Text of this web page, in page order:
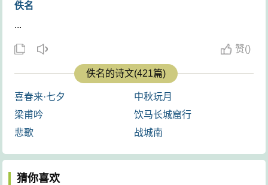
佚名
...
赞()
佚名的诗文(421篇)
喜春来·七夕
中秋玩月
梁甫吟
饮马长城窟行
悲歌
战城南
猜你喜欢